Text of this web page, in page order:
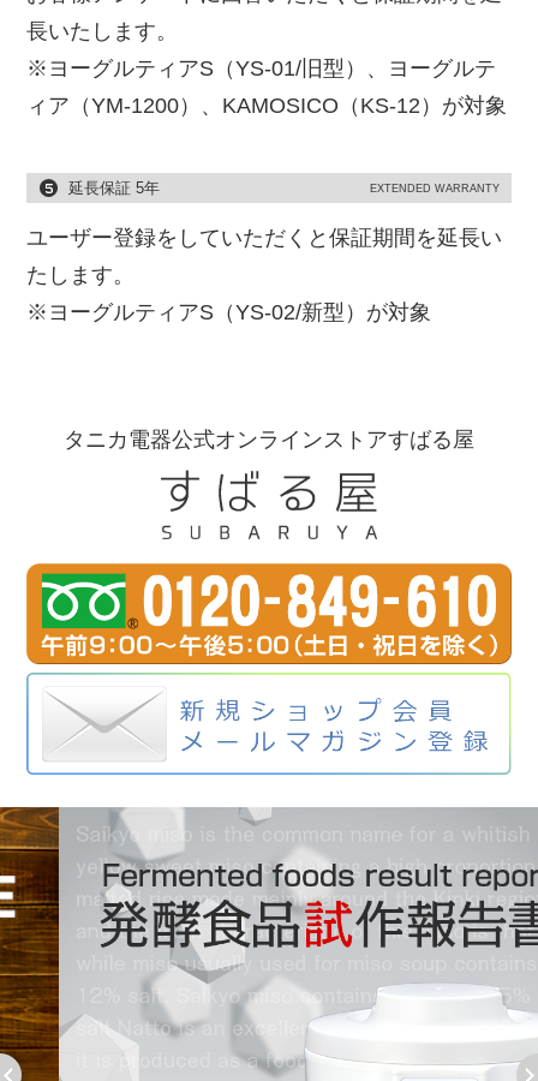
長いたします。
※ヨーグルティアS（YS-01/旧型）、ヨーグルテ
ィア（YM-1200）、KAMOSICO（KS-12）が対象
延長保証 5年 EXTENDED WARRANTY
ユーザー登録をしていただくと保証期間を延長い
たします。
※ヨーグルティアS（YS-02/新型）が対象
タニカ電器公式オンラインストアすばる屋